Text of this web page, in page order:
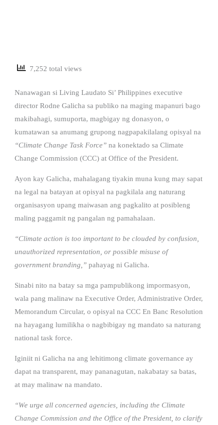
7,252 total views
Nanawagan si Living Laudato Si’ Philippines executive
director Rodne Galicha sa publiko na maging mapanuri bago
makibahagi, sumuporta, magbigay ng donasyon, o
kumatawan sa anumang grupong nagpapakilalang opisyal na
“Climate Change Task Force” na konektado sa Climate
Change Commission (CCC) at Office of the President.
Ayon kay Galicha, mahalagang tiyakin muna kung may sapat
na legal na batayan at opisyal na pagkilala ang naturang
organisasyon upang maiwasan ang pagkalito at posibleng
maling paggamit ng pangalan ng pamahalaan.
“Climate action is too important to be clouded by confusion,
unauthorized representation, or possible misuse of
government branding,” pahayag ni Galicha.
Sinabi nito na batay sa mga pampublikong impormasyon,
wala pang malinaw na Executive Order, Administrative Order,
Memorandum Circular, o opisyal na CCC En Banc Resolution
na hayagang lumilikha o nagbibigay ng mandato sa naturang
national task force.
Iginiit ni Galicha na ang lehitimong climate governance ay
dapat na transparent, may pananagutan, nakabatay sa batas,
at may malinaw na mandato.
“We urge all concerned agencies, including the Climate
Change Commission and the Office of the President, to clarify